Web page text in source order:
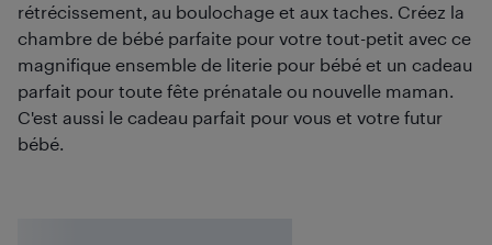
rétrécissement, au boulochage et aux taches. Créez la
chambre de bébé parfaite pour votre tout-petit avec ce
magnifique ensemble de literie pour bébé et un cadeau
parfait pour toute fête prénatale ou nouvelle maman.
C'est aussi le cadeau parfait pour vous et votre futur
bébé.